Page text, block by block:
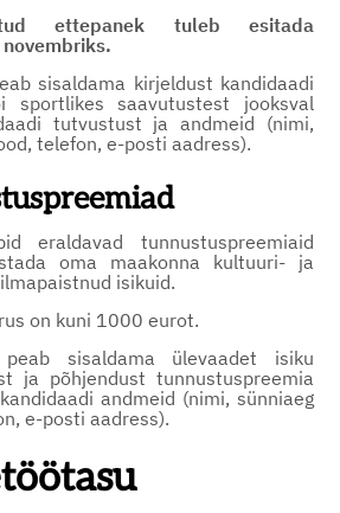
ettepanek tuleb esitada
sisaldama kirjeldust kandidaadi
sportlikes saavutustest jooksval
tutvustust ja andmeid (nimi,
telefon, e-posti aadress).
eraldavad tunnustuspreemiaid
oma maakonna kultuuri- ja
isikuid.
on kuni 1000 eurot.
sisaldama ülevaadet isiku
ja põhjendust tunnustuspreemia
andmeid (nimi, sünniaeg
e-posti aadress).